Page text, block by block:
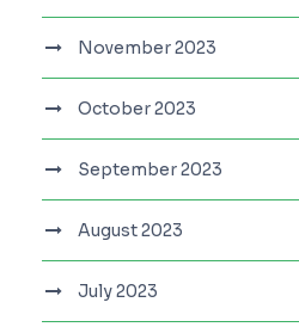
November 2023
October 2023
September 2023
August 2023
July 2023